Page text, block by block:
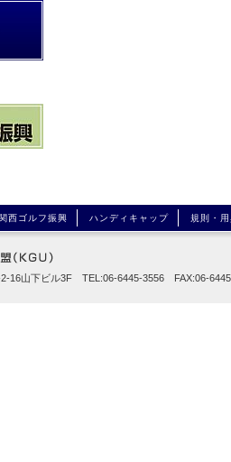
関西ゴルフ振興 ハンディキャップ 規則・
2-16山下ビル3F TEL:06-6445-3556 FAX:06-